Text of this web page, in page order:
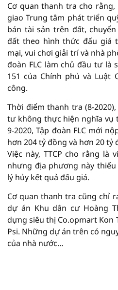
Cơ quan thanh tra cho rằng,
giao Trung tâm phát triển
bán tài sản trên đất,
đất theo hình thức đấu giá
mại, vui chơi giải trí và nhà
đoàn FLC làm chủ đầu tư là
151 của Chính phủ và Luật
công.
Thời điểm thanh tra (8-
tư không thực hiện nghĩa vụ
9-2020, Tập đoàn FLC mới
hơn 204 tỷ đồng và hơn 20
Việc này, TTCP cho rằng là
nhưng địa phương này
lý hủy kết quả đấu giá.
Cơ quan thanh tra cũng chỉ
dự án Khu dân cư Hoàng
dựng siêu thị Co.opmart Kon
Psi. Những dự án trên có
của nhà nước…